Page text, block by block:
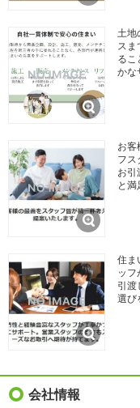
土地
ス
るこ
かな
お客
フス
お引
と満
住ま
ッ
引渡
選び
会社情報